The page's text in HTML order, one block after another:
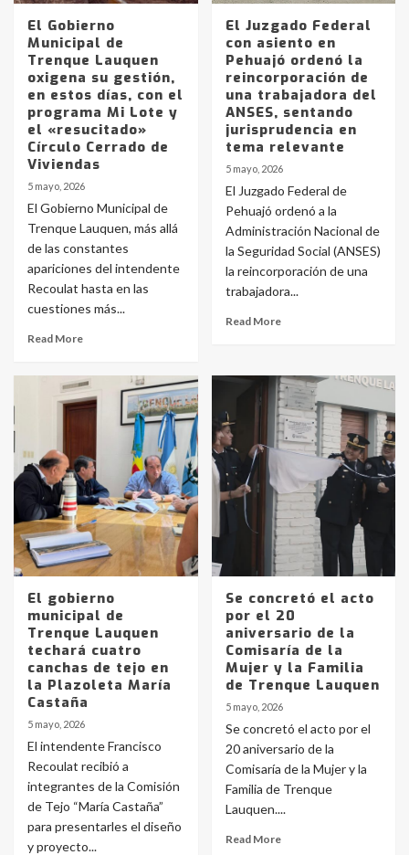
El Gobierno
Municipal de
Trenque Lauquen
oxigena su gestión,
en estos días, con el
programa Mi Lote y
el «resucitado»
Círculo Cerrado de
Viviendas
5 mayo, 2026
El Gobierno Municipal de
Trenque Lauquen, más allá
de las constantes
apariciones del intendente
Recoulat hasta en las
cuestiones más...
Read More
El Juzgado Federal
con asiento en
Pehuajó ordenó la
reincorporación de
una trabajadora del
ANSES, sentando
jurisprudencia en
tema relevante
5 mayo, 2026
El Juzgado Federal de
Pehuajó ordenó a la
Administración Nacional de
la Seguridad Social (ANSES)
la reincorporación de una
trabajadora...
Read More
El gobierno
municipal de
Trenque Lauquen
techará cuatro
canchas de tejo en
la Plazoleta María
Castaña
5 mayo, 2026
El intendente Francisco
Recoulat recibió a
integrantes de la Comisión
de Tejo “María Castaña”
para presentarles el diseño
y proyecto...
Se concretó el acto
por el 20
aniversario de la
Comisaría de la
Mujer y la Familia
de Trenque Lauquen
5 mayo, 2026
Se concretó el acto por el
20 aniversario de la
Comisaría de la Mujer y la
Familia de Trenque
Lauquen....
Read More